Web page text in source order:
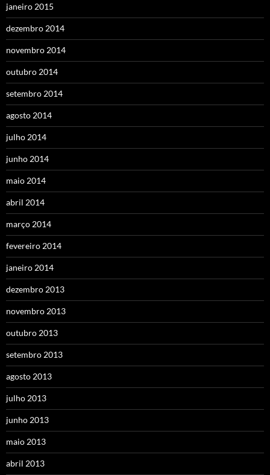
janeiro 2015
dezembro 2014
novembro 2014
outubro 2014
setembro 2014
agosto 2014
julho 2014
junho 2014
maio 2014
abril 2014
março 2014
fevereiro 2014
janeiro 2014
dezembro 2013
novembro 2013
outubro 2013
setembro 2013
agosto 2013
julho 2013
junho 2013
maio 2013
abril 2013